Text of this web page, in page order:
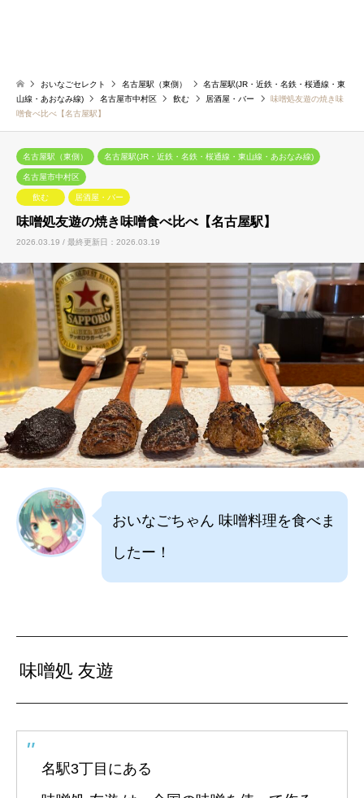
おいなごセレクト 名古屋駅（東側）
名古屋駅(JR・近鉄・名鉄・桜通線・東
山線・あおなみ線)
名古屋市中村区 飲む 居酒屋・バー
味噌処友遊の焼き味
噌食べ比べ【名古屋駅】
名古屋駅（東側） 名古屋駅(JR・近鉄・名鉄・桜通線・東山線・あおなみ線)
名古屋市中村区
飲む 居酒屋・バー
味噌処友遊の焼き味噌食べ比べ【名古屋駅】
2026.03.19 / 最終更新日：2026.03.19
おいなごちゃん 味噌料理を食べま
したー！
味噌処 友遊
名駅3丁目にある